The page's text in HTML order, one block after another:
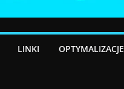
LINKI OPTYMALIZACJE